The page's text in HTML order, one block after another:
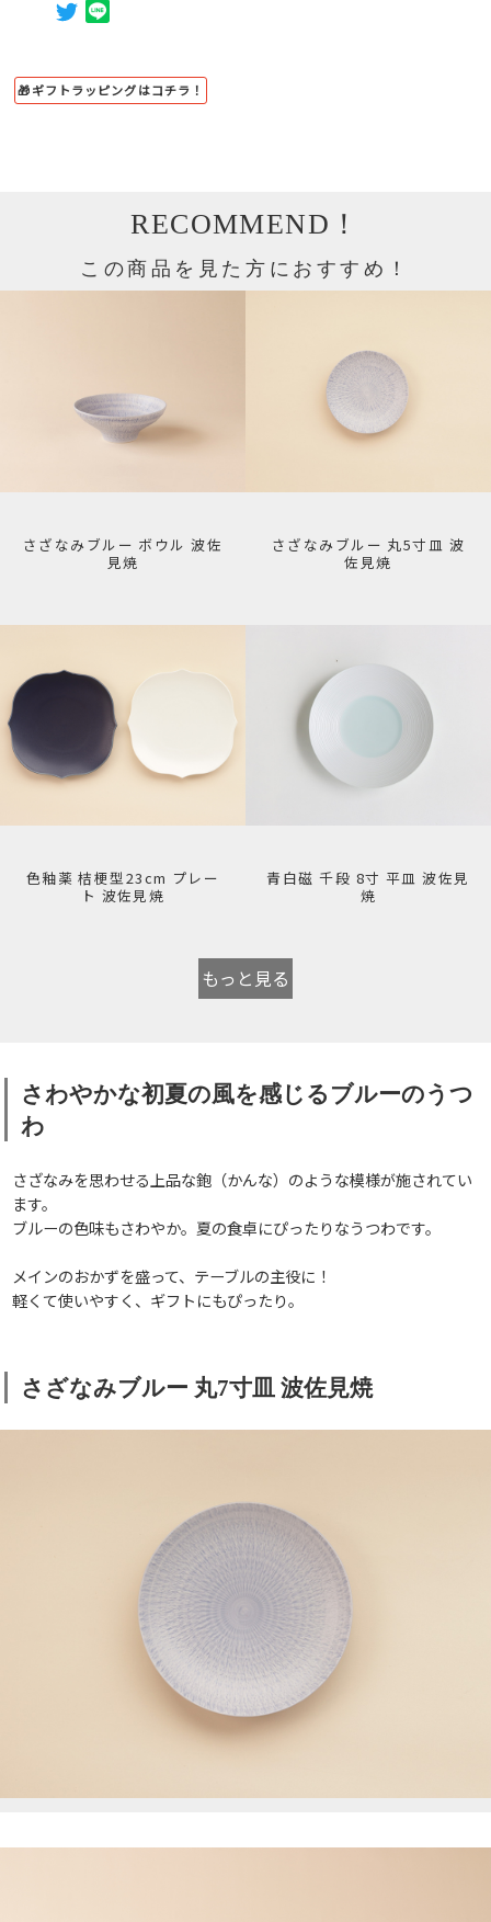
🎁ギフトラッピングはコチラ！
RECOMMEND！
この商品を見た方におすすめ！
さざなみブルー ボウル 波佐
見焼
さざなみブルー 丸5寸皿 波
佐見焼
色釉薬 桔梗型23cm プレー
ト 波佐見焼
青白磁 千段 8寸 平皿 波佐見
焼
もっと見る
さわやかな初夏の風を感じるブルーのうつ
わ
さざなみを思わせる上品な鉋（かんな）のような模様が施されてい
ます。
ブルーの色味もさわやか。夏の食卓にぴったりなうつわです。
メインのおかずを盛って、テーブルの主役に！
軽くて使いやすく、ギフトにもぴったり。
さざなみブルー 丸7寸皿 波佐見焼